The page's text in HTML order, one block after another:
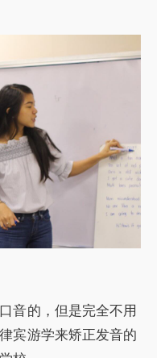
音的，但是完全不用
宾游学来矫正发音的